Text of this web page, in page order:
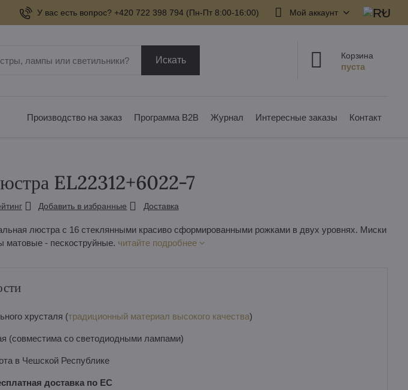
У вас есть вопрос? +420 722 398 794​ (Пн-Пт 8:00-16:00) Мой аккаунт
Искать Корзина
Производство на заказ Программа B2B Журнал Интересные заказы Контакт
EL22312+6022-7
Добавить в избранные Доставка
люстра с 16 стеклянными красиво сформированными рожками в двух уровнях. Миски
матовые - пескоструйные. читайте подробнее
хрусталя (традиционный материал высокого качества)
(совместима со светодиодными лампами)
в Чешской Республике
доставка по ЕС